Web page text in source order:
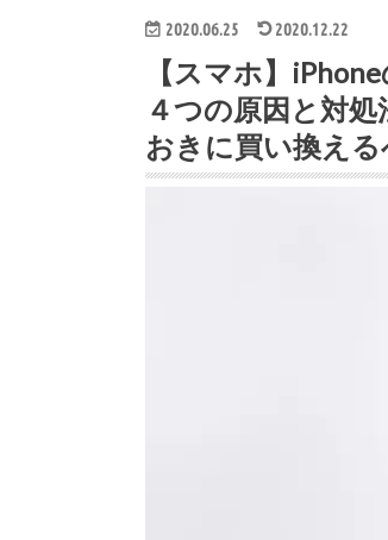
2020.06.25 2020.12.22
【スマホ】
４つの原因と対
おきに買い換える